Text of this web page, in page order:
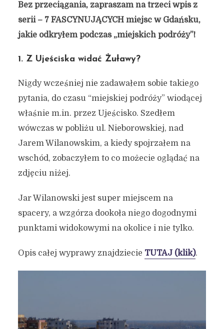
Bez przeciągania, zapraszam na trzeci wpis z
serii – 7 FASCYNUJĄCYCH miejsc w Gdańsku,
jakie odkryłem podczas „miejskich podróży”!
1. Z Ujeściska widać Żuławy?
Nigdy wcześniej nie zadawałem sobie takiego
pytania, do czasu “miejskiej podróży” wiodącej
właśnie m.in. przez Ujeścisko. Szedłem
wówczas w pobliżu ul. Nieborowskiej, nad
Jarem Wilanowskim, a kiedy spojrzałem na
wschód, zobaczyłem to co możecie oglądać na
zdjęciu niżej.
Jar Wilanowski jest super miejscem na
spacery, a wzgórza dookoła niego dogodnymi
punktami widokowymi na okolice i nie tylko.
Opis całej wyprawy znajdziecie TUTAJ (klik).